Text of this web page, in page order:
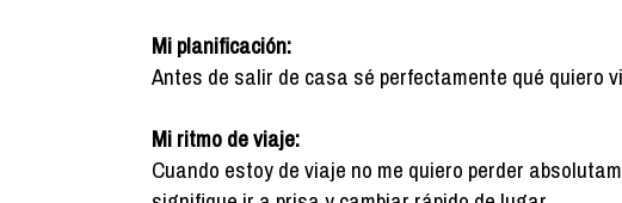
Mi planificación:
Antes de salir de casa sé perfectamente qué quiero
Mi ritmo de viaje:
Cuando estoy de viaje no me quiero perder